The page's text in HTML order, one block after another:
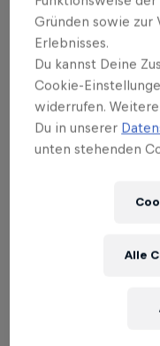
gegeneinander
vorprogrammiert.
Bull Ring mit
anspruchsvollen
Schauplatz für ein
Extraklasse.
Gründen sowie zur
Erlebnisses.
Du kannst Deine
Cookie-
widerrufen.
Du in unserer
unten stehenden
Alle